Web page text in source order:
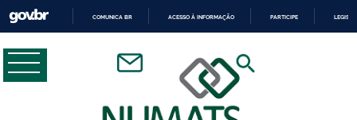
CONTEÚDO
COMUNICA BR ACESSO À INFORMAÇÃO PARTICIPE